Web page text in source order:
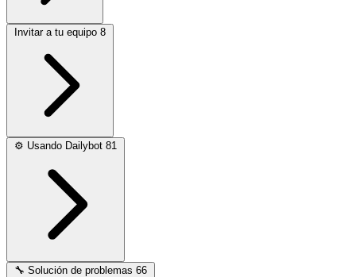
Invitar a tu equipo 8
⚙️ Usando Dailybot 81
🔧 Solución de problemas 66